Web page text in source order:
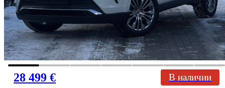
28 499 € В наличии